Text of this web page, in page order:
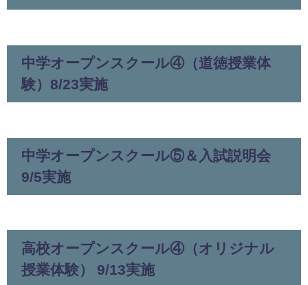
中学オープンスクール④（道徳授業体
験）8/23実施
中学オープンスクール⑤＆入試説明会
9/5実施
高校オープンスクール④（オリジナル
授業体験） 9/13実施